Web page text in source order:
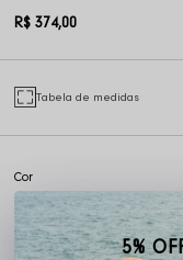
R$ 374,00
Tabela de medidas
Frete grátis acima de R$
5%